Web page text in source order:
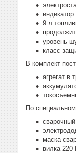
9 л
уровень
класс
В комплект
агрегат в
По
сварочный
маска
вилка 220